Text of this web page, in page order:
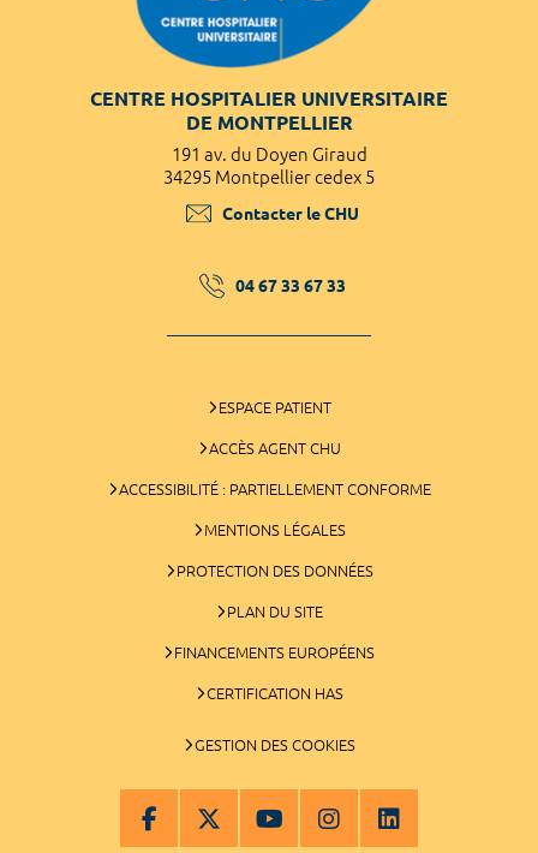
CENTRE HOSPITALIER UNIVERSITAIRE
DE MONTPELLIER
191 av. du Doyen Giraud
34295 Montpellier cedex 5
Contacter le CHU
04 67 33 67 33
ESPACE PATIENT
ACCÈS AGENT CHU
ACCESSIBILITÉ : PARTIELLEMENT CONFORME
MENTIONS LÉGALES
PROTECTION DES DONNÉES
PLAN DU SITE
FINANCEMENTS EUROPÉENS
CERTIFICATION HAS
GESTION DES COOKIES